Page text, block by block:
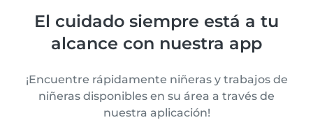
El cuidado siempre está a tu
alcance con nuestra app
¡Encuentre rápidamente niñeras y trabajos de
niñeras disponibles en su área a través de
nuestra aplicación!